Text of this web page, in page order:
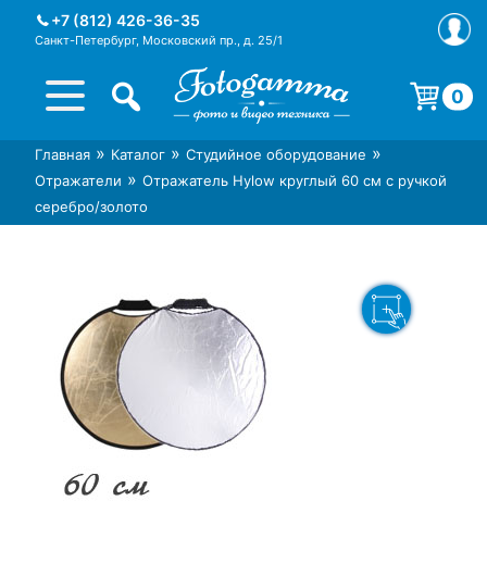
+7 (812) 426-36-35
Санкт-Петербург, Московский пр., д. 25/1
Интернет-магазин фототехники
Foto-Gamma в СПб
Магазин фотоаксессуаров foto-
gamma.ru
0
Корзина пуста.
Главная » Каталог » Студийное оборудование »
Отражатели » Отражатель Hylow круглый 60 см с ручкой
серебро/золото